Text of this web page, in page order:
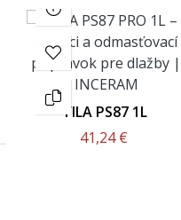
FILA PS87 1L
41,24 €